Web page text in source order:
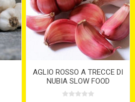
AGLIO ROSSO A TRECCE DI
NUBIA SLOW FOOD